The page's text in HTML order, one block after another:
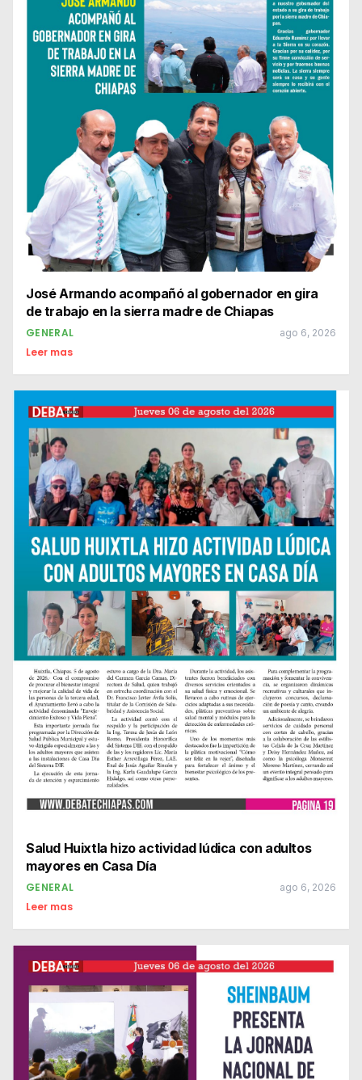
José Armando acompañó al gobernador en gira
de trabajo en la sierra madre de Chiapas
GENERAL ago 6, 2026
Leer mas
Salud Huixtla hizo actividad lúdica con adultos
mayores en Casa Día
GENERAL ago 6, 2026
Leer mas